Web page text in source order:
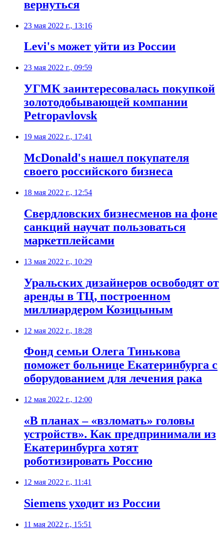
вернуться
23 мая 2022 г., 13:16
​Levi's может уйти из России
23 мая 2022 г., 09:59
​УГМК заинтересовалась покупкой
золотодобывающей компании
Petropavlovsk
19 мая 2022 г., 17:41
​McDonald's нашел покупателя
своего российского бизнеса
18 мая 2022 г., 12:54
Свердловских бизнесменов на фоне
санкций научат пользоваться
маркетплейсами
13 мая 2022 г., 10:29
Уральских дизайнеров освободят от
аренды в ТЦ, построенном
миллиардером Козицыным
12 мая 2022 г., 18:28
Фонд семьи Олега Тинькова
поможет больнице Екатеринбурга с
оборудованием для лечения рака
12 мая 2022 г., 12:00
«В планах – «взломать» головы
устройств». Как предпринимали из
Екатеринбурга хотят
роботизировать Россию
12 мая 2022 г., 11:41
​Siemens уходит из России
11 мая 2022 г., 15:51